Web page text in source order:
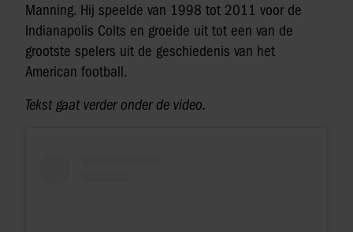
Manning. Hij speelde van 1998 tot 2011 voor de
Indianapolis Colts en groeide uit tot een van de
grootste spelers uit de geschiedenis van het
American football.
Tekst gaat verder onder de video.